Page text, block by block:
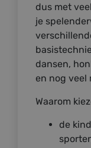
dus met
je
dansen,
en nog veel
Waarom
de